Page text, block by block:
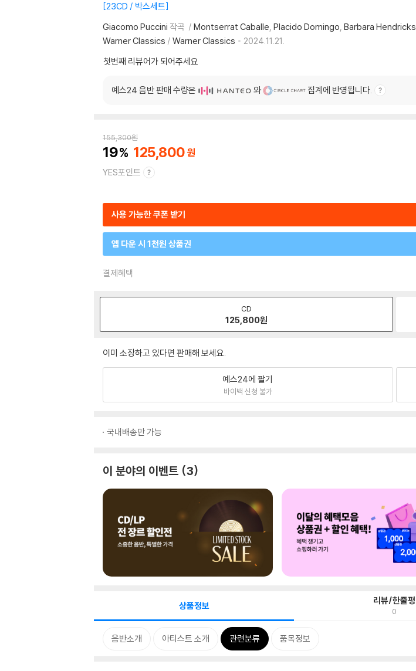
23CD / 박스세트
Giacomo Puccini 작곡 Montserrat Caballe Placido Domingo Barbara Hendricks
Warner Classics / Warner Classics
2024.11.21.
첫번째 리뷰어가 되어주세요
예스24 음반 판매 수량은 와 집계에 반영됩니다.
155,300원
19 125,800
YES포인트
사용 가능한 쿠폰 받기
앱 다운 시 1천원 상품권
결제혜택
CD
125,800원
이미 소장하고 있다면 판매해 보세요.
예스24에 팔기
바이백 신청 불가
국내배송만 가능
이 분야의 이벤트 3
상품정보 리뷰/한줄평
0
음반소개 아티스트 소개 관련분류 품목정보